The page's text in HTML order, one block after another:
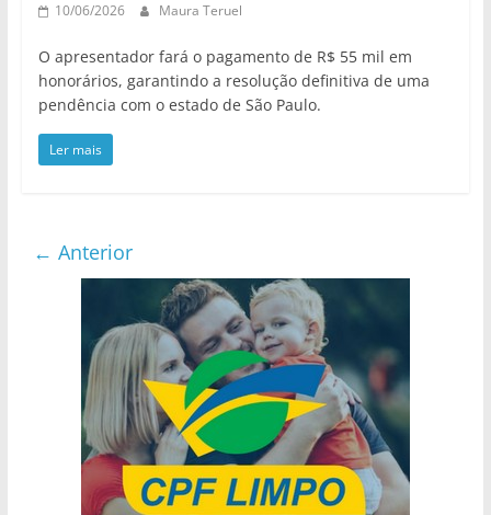
10/06/2026 Maura Teruel
O apresentador fará o pagamento de R$ 55 mil em
honorários, garantindo a resolução definitiva de uma
pendência com o estado de São Paulo.
Ler mais
← Anterior